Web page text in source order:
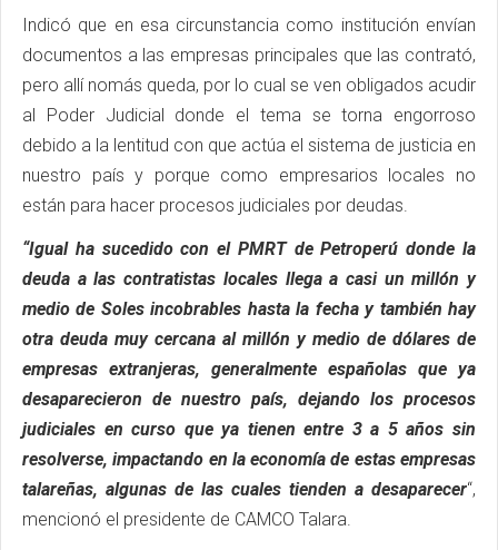
Indicó que en esa circunstancia como institución envían
documentos a las empresas principales que las contrató,
pero allí nomás queda, por lo cual se ven obligados acudir
al Poder Judicial donde el tema se torna engorroso
debido a la lentitud con que actúa el sistema de justicia en
nuestro país y porque como empresarios locales no
están para hacer procesos judiciales por deudas.
“Igual ha sucedido con el PMRT de Petroperú donde la
deuda a las contratistas locales llega a casi un millón y
medio de Soles incobrables hasta la fecha y también hay
otra deuda muy cercana al millón y medio de dólares de
empresas extranjeras, generalmente españolas que ya
desaparecieron de nuestro país, dejando los procesos
judiciales en curso que ya tienen entre 3 a 5 años sin
resolverse, impactando en la economía de estas empresas
talareñas, algunas de las cuales tienden a desaparecer“,
mencionó el presidente de CAMCO Talara.